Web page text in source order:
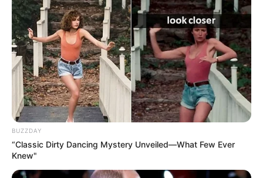
barbante mesclado
10. Jogo de banheiro branco com flores
alaranjadas
11. Jogo de banheiro com barbante preto, flores
e folhagens
12. Jogo de banheiro em tons de rosa
13. Jogo de banheiro branco com biquinho verde
e detalhes floridos
14. Jogo de banheiro com barbantes azul e
branco
flores mescladas
17. Jogo de banheiro com barbante marsala e
BUZZDAY
“Classic Dirty Dancing Mystery Unveiled—What Few Ever
Knew"